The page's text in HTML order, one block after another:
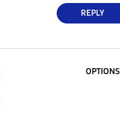
REPLY
OPTIONS